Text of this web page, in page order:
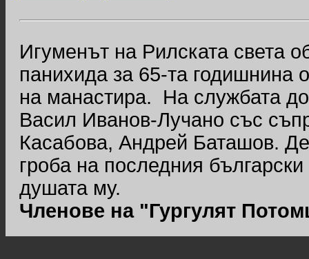
Игуменът на Рилската света
панихида за 65-та годишнина
на манастира. На службата
Васил Иванов-Лучано със
Касабова, Андрей Баташов.
гроба на последния
душата му.
Членове на "Гургулят